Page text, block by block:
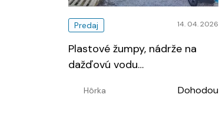
Predaj 14. 04. 2026
Plastové žumpy, nádrže na
dažďovú vodu…
Hôrka Dohodou